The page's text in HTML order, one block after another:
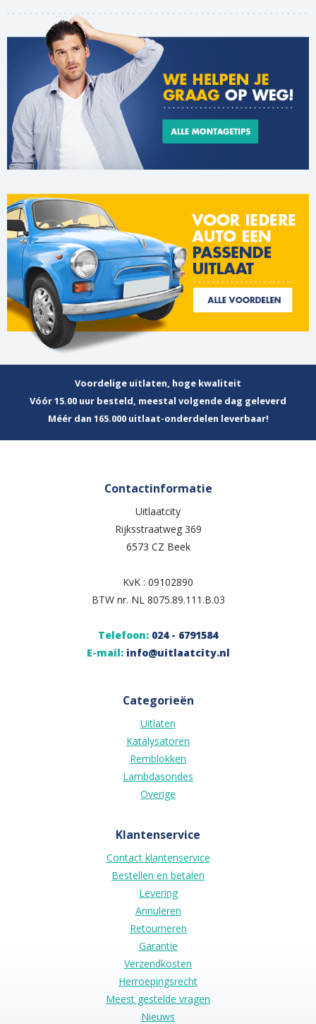
Voordelige uitlaten, hoge kwaliteit
Vóór 15.00 uur besteld, meestal volgende dag geleverd
Méér dan 165.000 uitlaat-onderdelen leverbaar!
Contactinformatie
Uitlaatcity
Rijksstraatweg 369
6573 CZ Beek
KvK : 09102890
BTW nr. NL 8075.89.111.B.03
Telefoon: 024 - 6791584
E-mail: info@uitlaatcity.nl
Categorieën
Uitlaten
Katalysatoren
Remblokken
Lambdasondes
Overige
Klantenservice
Contact klantenservice
Bestellen en betalen
Levering
Annuleren
Retourneren
Garantie
Verzendkosten
Herroepingsrecht
Meest gestelde vragen
Nieuws